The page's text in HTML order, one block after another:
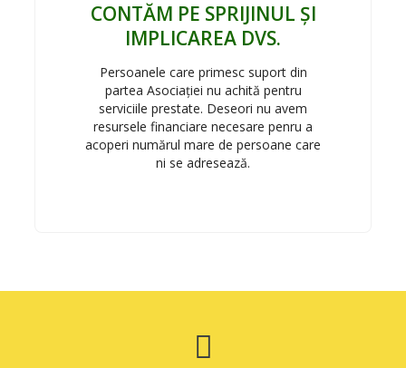
CONTĂM PE SPRIJINUL ȘI
IMPLICAREA DVS.
Persoanele care primesc suport din
partea Asociației nu achită pentru
serviciile prestate. Deseori nu avem
resursele financiare necesare penru a
acoperi numărul mare de persoane care
ni se adresează.